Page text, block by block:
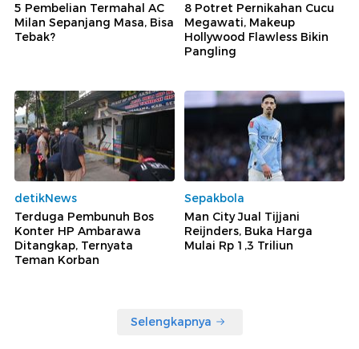
5 Pembelian Termahal AC
Milan Sepanjang Masa, Bisa
Tebak?
8 Potret Pernikahan Cucu
Megawati, Makeup
Hollywood Flawless Bikin
Pangling
detikNews
Terduga Pembunuh Bos
Konter HP Ambarawa
Ditangkap, Ternyata
Teman Korban
Sepakbola
Man City Jual Tijjani
Reijnders, Buka Harga
Mulai Rp 1,3 Triliun
Selengkapnya